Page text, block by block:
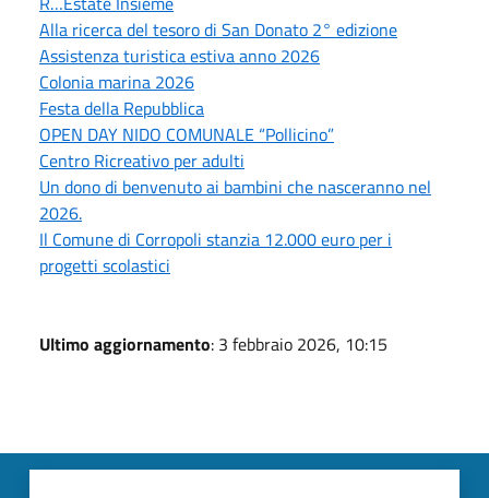
Alla ricerca del tesoro di San Donato 2° edizione
Assistenza turistica estiva anno 2026
Colonia marina 2026
Festa della Repubblica
OPEN DAY NIDO COMUNALE “Pollicino”
Centro Ricreativo per adulti
Un dono di benvenuto ai bambini che nasceranno nel
2026.
Il Comune di Corropoli stanzia 12.000 euro per i
progetti scolastici
Ultimo aggiornamento: 3 febbraio 2026, 10:15